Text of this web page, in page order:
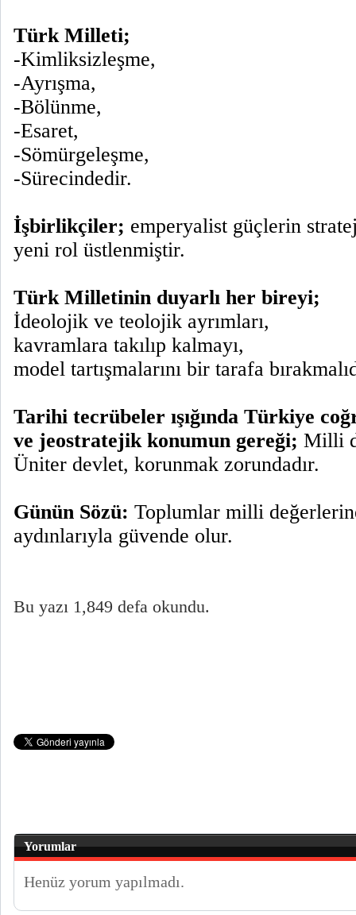
Türk Milleti;
-Kimliksizleşme,
-Ayrışma,
-Bölünme,
-Esaret,
-Sömürgeleşme,
-Sürecindedir.
İşbirlikçiler; emperyalist güçlerin
yeni rol üstlenmiştir.
Türk Milletinin duyarlı her bireyi;
İdeolojik ve teolojik ayrımları,
kavramlara takılıp kalmayı,
model tartışmalarını bir tarafa
Tarihi tecrübeler ışığında Türkiye
ve jeostratejik konumun gereği; Milli
Üniter devlet, korunmak zorundadır.
Günün Sözü: Toplumlar milli
aydınlarıyla güvende olur.
Bu yazı 1,849 defa okundu.
Yorumlar
Henüz yorum yapılmadı.